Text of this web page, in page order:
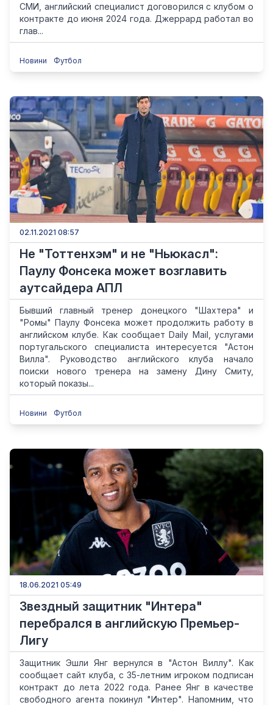
СМИ, английский специалист договорился с клубом о
контракте до июня 2024 года. Джеррард работал во
глав...
Новини Футбол
02.11.2021 08:57
Не "Тоттенхэм" и не "Ньюкасл":
Паулу Фонсека может возглавить
аутсайдера АПЛ
Бывший главный тренер донецкого "Шахтера" и
"Ромы" Паулу Фонсека может продолжить работу в
английском клубе. Как сообщает Daily Mail, услугами
португальского специалиста интересуется "Астон
Вилла". Руководство английского клуба начало
поиски нового тренера на замену Дину Смиту,
который показы...
Новини Футбол
18.06.2021 05:49
Звездный защитник "Интера"
перебрался в английскую Премьер-
Лигу
Защитник Эшли Янг вернулся в "Астон Виллу". Как
сообщает сайт клуба, с 35-летним игроком подписан
контракт до лета 2022 года. Ранее Янг в качестве
свободного агента покинул "Интер". Напомним, что